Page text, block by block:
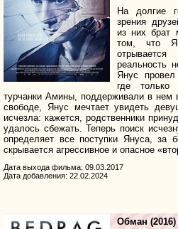
На долгие
зрения
из них брат
том, что
реальность
Янус провел
где только
турчанки Амины, поддерживали в нем
свободе, Янус мечтает увидеть
исчезла: кажется, родственники
удалось сбежать. Теперь поиск
определяет все поступки Януса, за
скрывается агрессивное и опасное
Дата выхода фильма: 09.03.2017
Дата добавления: 22.02.2024
Обман (2016)